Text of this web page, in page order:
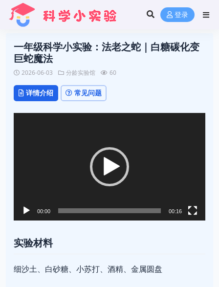
登录
一年级科学小实验：法老之蛇｜白糖碳化变
巨蛇魔法
2026-06-03 分龄实验馆 60
详情介绍 常见问题
00:00 00:16
实验材料
细沙土、白砂糖、小苏打、酒精、金属圆盘